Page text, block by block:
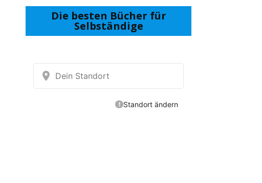
Die besten Bücher für
Selbständige